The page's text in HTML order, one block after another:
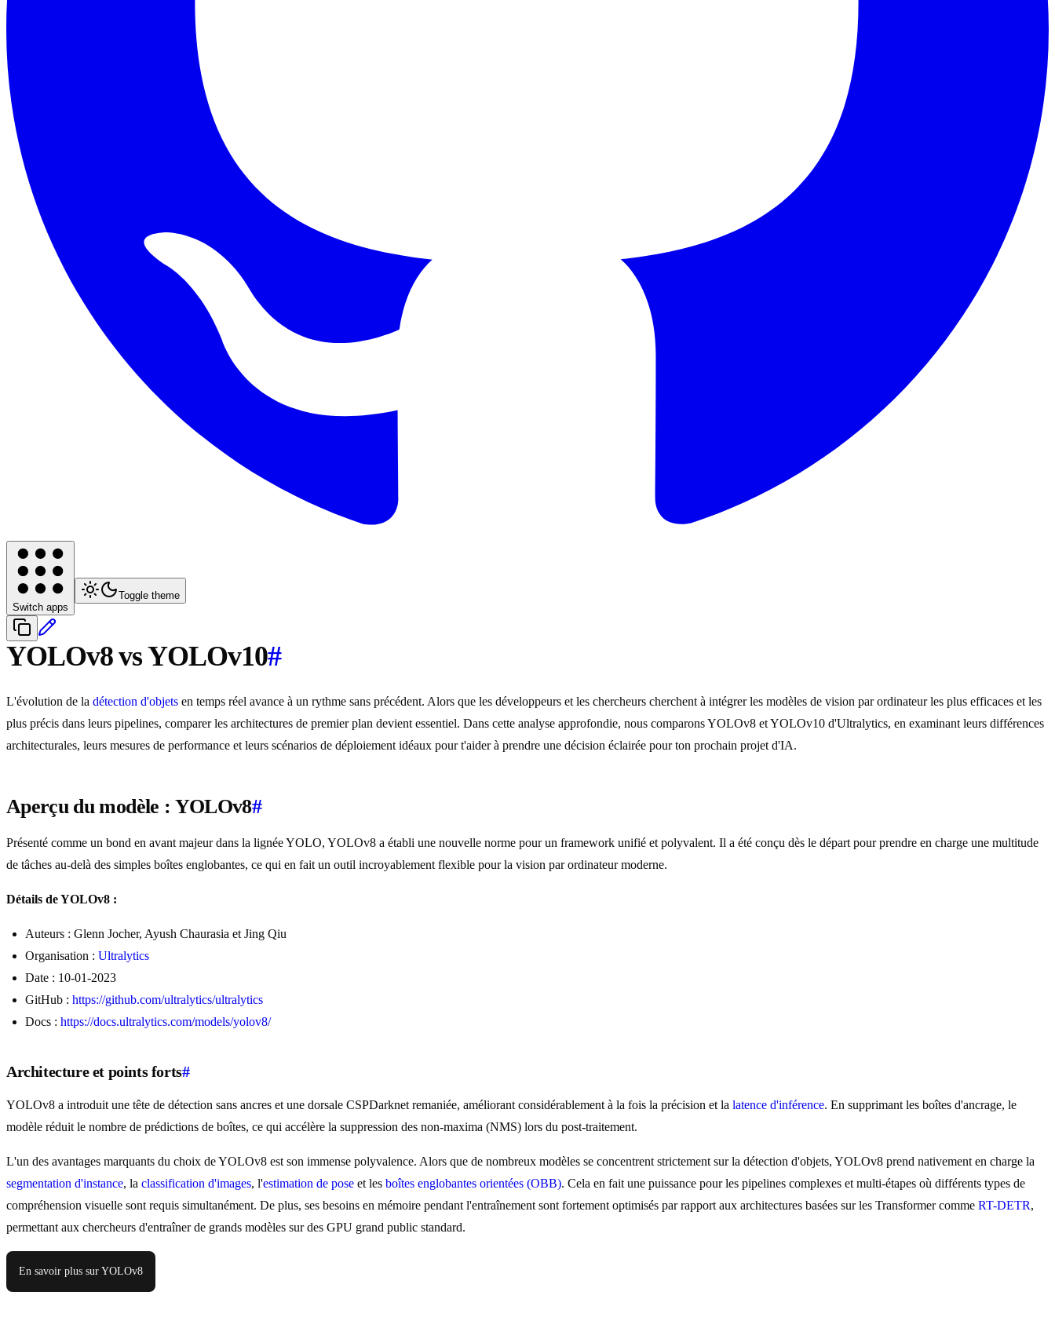
Switch apps
Toggle theme
YOLOv8 vs YOLOv10#
L'évolution de la détection d'objets en temps réel avance à un rythme sans précédent. Alors que les développeurs et les chercheurs cherchent à intégrer les modèles de vision par ordinateur les plus efficaces et les
plus précis dans leurs pipelines, comparer les architectures de premier plan devient essentiel. Dans cette analyse approfondie, nous comparons YOLOv8 et YOLOv10 d'Ultralytics, en examinant leurs différences
architecturales, leurs mesures de performance et leurs scénarios de déploiement idéaux pour t'aider à prendre une décision éclairée pour ton prochain projet d'IA.
Aperçu du modèle : YOLOv8#
Présenté comme un bond en avant majeur dans la lignée YOLO, YOLOv8 a établi une nouvelle norme pour un framework unifié et polyvalent. Il a été conçu dès le départ pour prendre en charge une multitude
de tâches au-delà des simples boîtes englobantes, ce qui en fait un outil incroyablement flexible pour la vision par ordinateur moderne.
Détails de YOLOv8 :
Auteurs : Glenn Jocher, Ayush Chaurasia et Jing Qiu
Organisation : Ultralytics
Date : 10-01-2023
GitHub : https://github.com/ultralytics/ultralytics
Docs : https://docs.ultralytics.com/models/yolov8/
Architecture et points forts#
YOLOv8 a introduit une tête de détection sans ancres et une dorsale CSPDarknet remaniée, améliorant considérablement à la fois la précision et la latence d'inférence. En supprimant les boîtes d'ancrage, le
modèle réduit le nombre de prédictions de boîtes, ce qui accélère la suppression des non-maxima (NMS) lors du post-traitement.
L'un des avantages marquants du choix de YOLOv8 est son immense polyvalence. Alors que de nombreux modèles se concentrent strictement sur la détection d'objets, YOLOv8 prend nativement en charge la
segmentation d'instance, la classification d'images, l'estimation de pose et les boîtes englobantes orientées (OBB). Cela en fait une puissance pour les pipelines complexes et multi-étapes où différents types de
compréhension visuelle sont requis simultanément. De plus, ses besoins en mémoire pendant l'entraînement sont fortement optimisés par rapport aux architectures basées sur les Transformer comme RT-DETR,
permettant aux chercheurs d'entraîner de grands modèles sur des GPU grand public standard.
En savoir plus sur YOLOv8